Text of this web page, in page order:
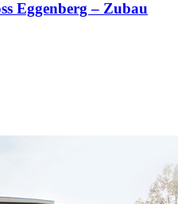
Eggenberg – Zubau